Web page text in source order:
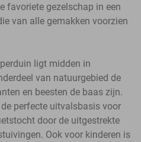
favoriete gezelschap in een
van alle gemakken voorzien
ligt midden in
van natuurgebied de
en beesten de baas zijn.
perfecte uitvalsbasis voor
door de uitgestrekte
Ook voor kinderen is